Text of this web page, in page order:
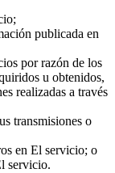
publicada en
por razón de los
u obtenidos,
realizadas a través
transmisiones o
en El servicio; o
servicio.